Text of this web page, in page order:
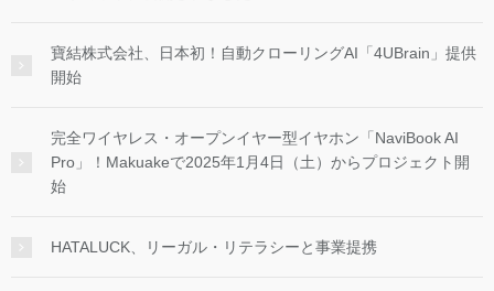
寶結株式会社、日本初！自動クローリングAI「4UBrain」提供
開始
完全ワイヤレス・オープンイヤー型イヤホン「NaviBook AI
Pro」！Makuakeで2025年1月4日（土）からプロジェクト開
始
HATALUCK、リーガル・リテラシーと事業提携